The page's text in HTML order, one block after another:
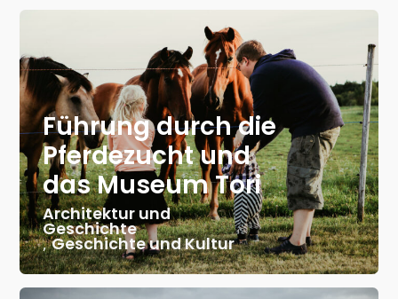
Führung durch die
Pferdezucht und
das Museum Tori
Architektur und
Geschichte
,Geschichte und Kultur